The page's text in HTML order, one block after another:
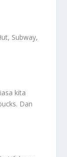
Subway,
kita
Dan